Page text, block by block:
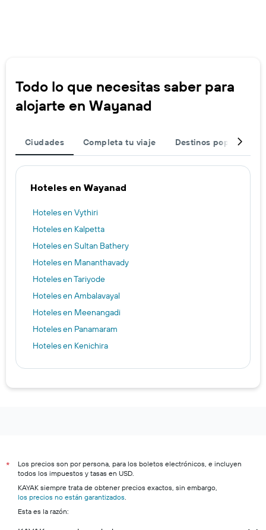
Todo lo que necesitas saber para
alojarte en Wayanad
Ciudades Completa tu viaje Destinos populares
Hoteles en Wayanad
Hoteles en Vythiri
Hoteles en Kalpetta
Hoteles en Sultan Bathery
Hoteles en Mananthavady
Hoteles en Tariyode
Hoteles en Ambalavayal
Hoteles en Meenangadi
Hoteles en Panamaram
Hoteles en Kenichira
*
Los precios son por persona, para los boletos electrónicos, e incluyen
todos los impuestos y tasas en USD.
KAYAK siempre trata de obtener precios exactos, sin embargo,
los precios no están garantizados
Esta es la razón: